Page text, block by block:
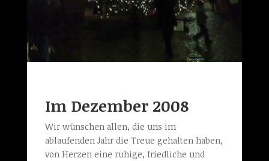
Im Dezember 2008
Wir wünschen allen, die uns im
ablaufenden Jahr die Treue gehalten haben,
von Herzen eine ruhige, friedliche und